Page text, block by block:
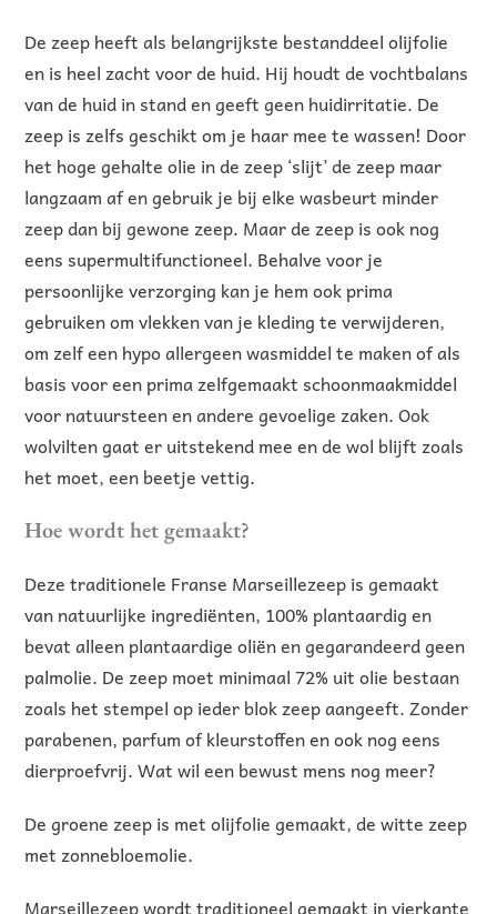
De zeep heeft als belangrijkste bestanddeel olijfolie
en is heel zacht voor de huid. Hij houdt de vochtbalans
van de huid in stand en geeft geen huidirritatie. De
zeep is zelfs geschikt om je haar mee te wassen! Door
het hoge gehalte olie in de zeep ‘slijt’ de zeep maar
langzaam af en gebruik je bij elke wasbeurt minder
zeep dan bij gewone zeep. Maar de zeep is ook nog
eens supermultifunctioneel. Behalve voor je
persoonlijke verzorging kan je hem ook prima
gebruiken om vlekken van je kleding te verwijderen,
om zelf een hypo allergeen wasmiddel te maken of als
basis voor een prima zelfgemaakt schoonmaakmiddel
voor natuursteen en andere gevoelige zaken. Ook
wolvilten gaat er uitstekend mee en de wol blijft zoals
het moet, een beetje vettig.
Hoe wordt het gemaakt?
Deze traditionele Franse Marseillezeep is gemaakt
van natuurlijke ingrediënten, 100% plantaardig en
bevat alleen plantaardige oliën en gegarandeerd geen
palmolie. De zeep moet minimaal 72% uit olie bestaan
zoals het stempel op ieder blok zeep aangeeft. Zonder
parabenen, parfum of kleurstoffen en ook nog eens
dierproefvrij. Wat wil een bewust mens nog meer?
De groene zeep is met olijfolie gemaakt, de witte zeep
met zonnebloemolie.
Marseillezeep wordt traditioneel gemaakt in vierkante